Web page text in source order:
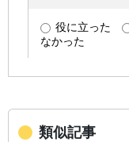
類似記事